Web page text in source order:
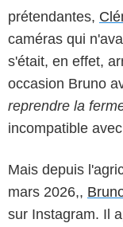
prétendantes,
caméras qui
s'était, en effet,
occasion Bruno
reprendre la
incompatible
Mais depuis
mars 2026,,
sur Instagram. Il